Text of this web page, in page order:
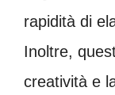
rapidità di
Inoltre,
creatività e